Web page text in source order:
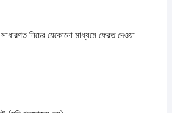
নিচের যেকোনো মাধ্যমে ফেরত দেওয়া